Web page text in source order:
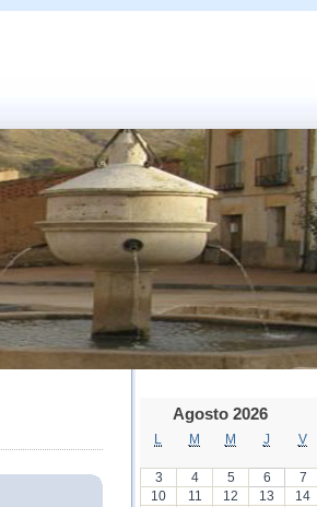
Agosto 2026
M M J V
3
4 5 6 7
10
11 12 13 14